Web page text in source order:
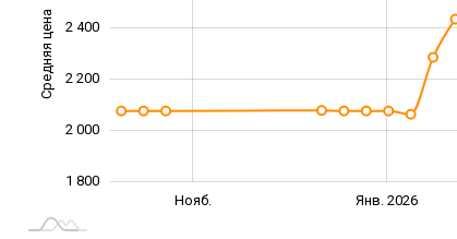
Средняя цена
1 800
2 000
2 200
2 400
Нояб. Янв. 2026